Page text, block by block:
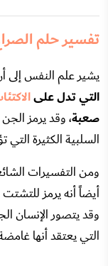
تفسير حلم
يشير علم النفس إلى
التي تدل على
صعبة، وقد يرمز الجن
السلبية الكثيرة التي
ومن التفسيرات
أيضاً أنه يرمز للتشتت
وقد يتصور الإنسان
التي يعتقد أنها